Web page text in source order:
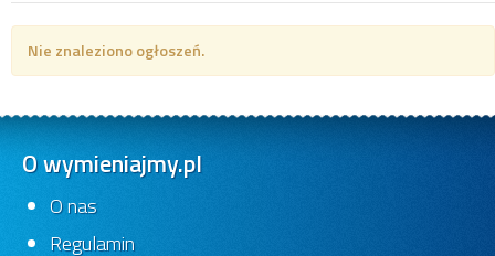
Nie znaleziono ogłoszeń.
O wymieniajmy.pl
O nas
Regulamin